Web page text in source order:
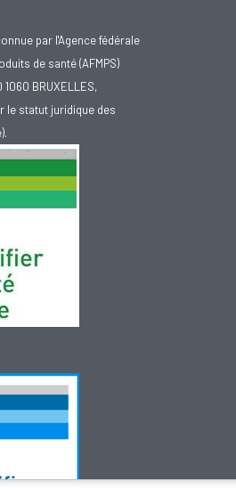
par l'Agence fédérale
de santé (AFMPS)
BRUXELLES,
le statut juridique des